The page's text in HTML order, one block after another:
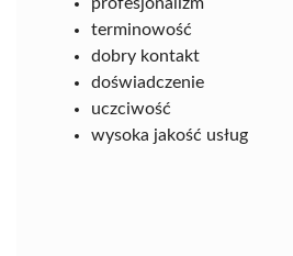
terminowość
dobry kontakt
doświadczenie
uczciwość
wysoka jakość usług